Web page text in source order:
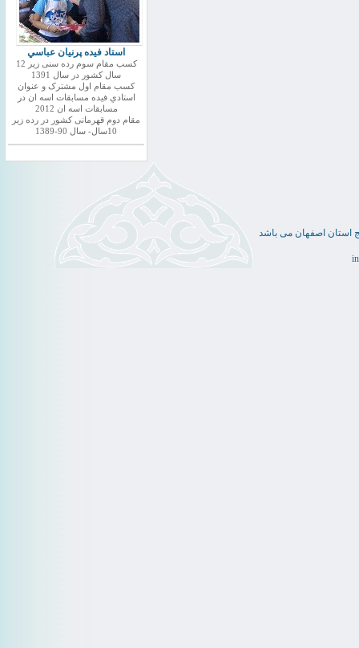
استاد فيده پرنيان عباسي
کسب مقام سوم رده سنی زیر 12
سال کشور در سال 1391
کسب مقام اول مشترک و عنوان
استادي فيده مسابقات اسه ان در
مسابقات اسه ان 2012
مقام دوم قهرمانی کشور در رده زیر
10سال- سال 90-1389
استان اصفهان می باشد